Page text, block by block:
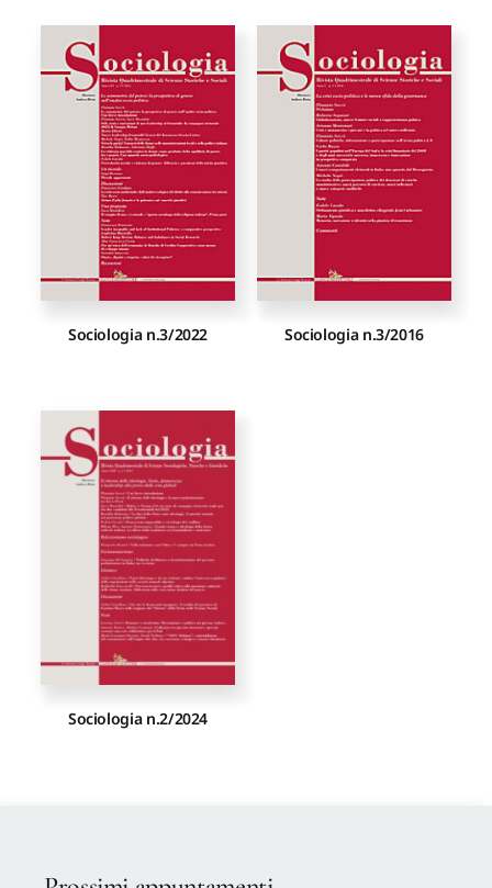
Sociologia n.3/2022 Sociologia n.3/2016
Sociologia n.2/2024